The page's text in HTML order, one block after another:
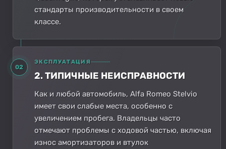
стандарты производительности в своем
классе.
02
ЭКСПЛУАТАЦИЯ
2. ТИПИЧНЫЕ НЕИСПРАВНОСТИ
Как и любой автомобиль, Alfa Romeo Stelvio
имеет свои слабые места, особенно с
увеличением пробега. Владельцы часто
отмечают проблемы с ходовой частью, включая
износ амортизаторов и втулок